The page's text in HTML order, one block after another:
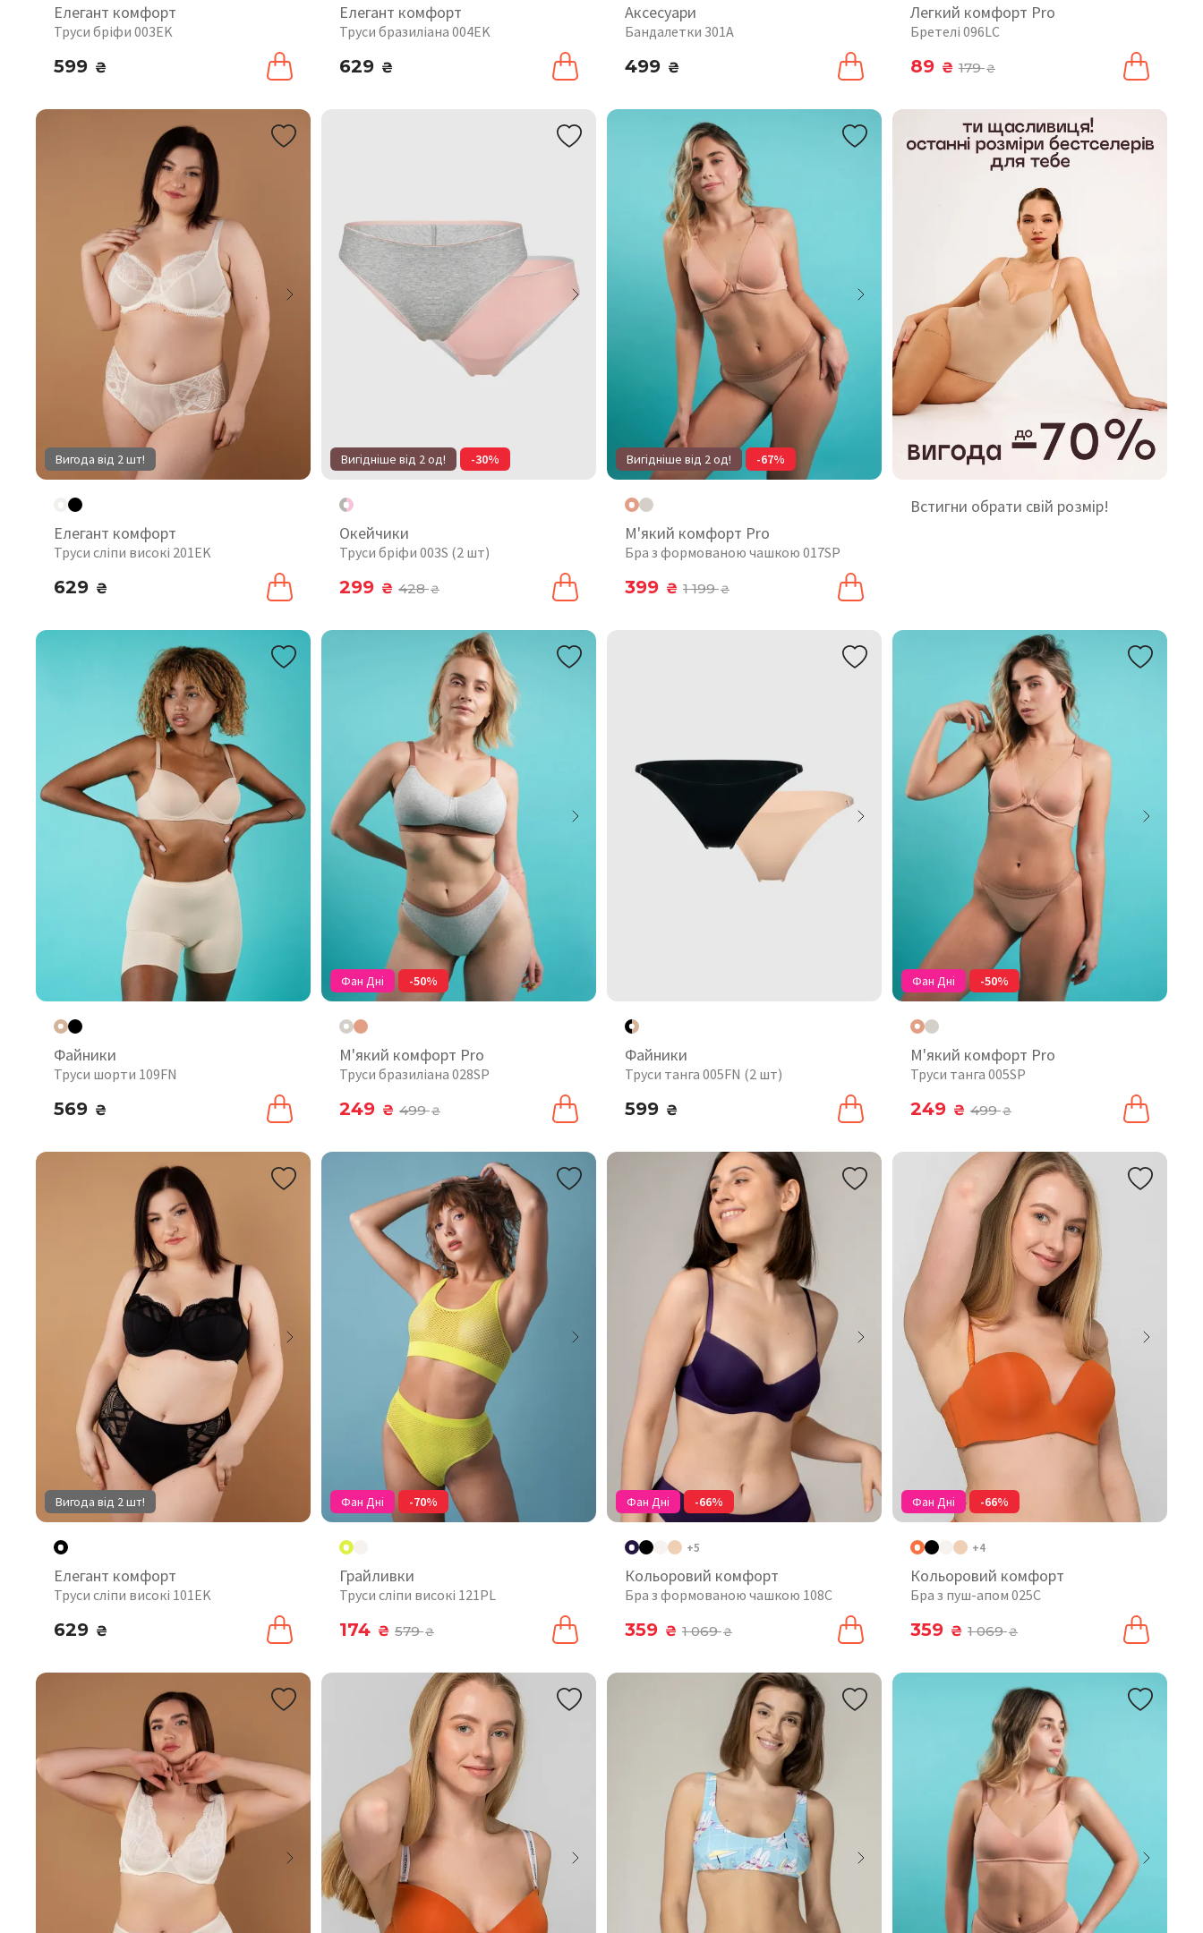
Елегант комфорт
Труси бріфи 003EK
599 ₴
Елегант комфорт
Труси бразиліана 004EK
629 ₴
Аксесуари
Бандалетки 301A
499 ₴
Легкий комфорт Pro
Бретелі 096LC
89 ₴ 179₴
Вигода від 2 шт!
Елегант комфорт
Труси сліпи високі 201EK
629 ₴
Вигідніше від 2 од! -30%
Окейчики
Труси бріфи 003S (2 шт)
299 ₴ 428₴
Вигідніше від 2 од! -67%
М'який комфорт Pro
Бра з формованою чашкою 017SP
399 ₴ 1 199₴
Встигни обрати свій розмір!
Файники
Труси шорти 109FN
569 ₴
Фан Дні -50%
М'який комфорт Pro
Труси бразиліана 028SP
249 ₴ 499₴
Файники
Труси танга 005FN (2 шт)
599 ₴
Фан Дні -50%
М'який комфорт Pro
Труси танга 005SP
249 ₴ 499₴
Вигода від 2 шт!
Елегант комфорт
Труси сліпи високі 101EK
629 ₴
Фан Дні -70%
Грайливки
Труси сліпи високі 121PL
174 ₴ 579₴
Фан Дні -66%
+5
Кольоровий комфорт
Бра з формованою чашкою 108C
359 ₴ 1 069₴
Фан Дні -66%
+4
Кольоровий комфорт
Бра з пуш-апом 025C
359 ₴ 1 069₴